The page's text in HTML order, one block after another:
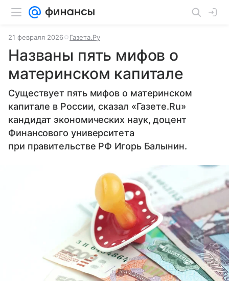
21 февраля 2026 Газета.Ру
Названы пять мифов о
материнском капитале
Существует пять мифов о материнском
капитале в России, сказал «Газете.Ru»
кандидат экономических наук, доцент
Финансового университета
при правительстве РФ Игорь Балынин.